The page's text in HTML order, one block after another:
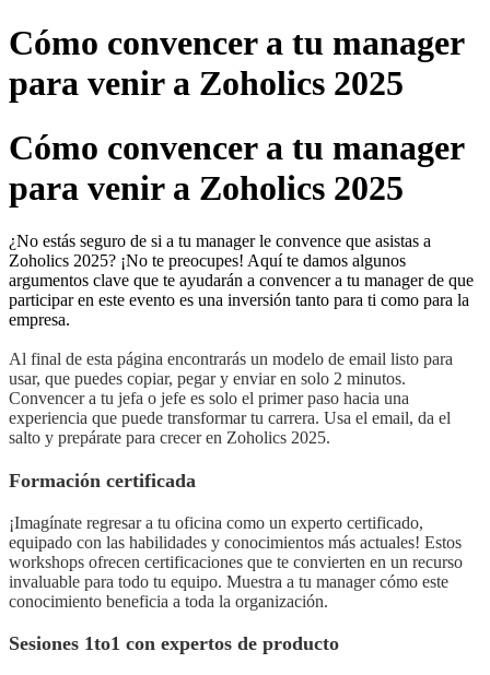
Cómo convencer a tu manager
para venir a Zoholics 2025
Cómo convencer a tu manager
para venir a Zoholics 2025
¿No estás seguro de si a tu manager le convence que asistas a
Zoholics 2025? ¡No te preocupes! Aquí te damos algunos
argumentos clave que te ayudarán a convencer a tu manager de que
participar en este evento es una inversión tanto para ti como para la
empresa.
Al final de esta página encontrarás un modelo de email listo para
usar, que puedes copiar, pegar y enviar en solo 2 minutos.
Convencer a tu jefa o jefe es solo el primer paso hacia una
experiencia que puede transformar tu carrera. Usa el email, da el
salto y prepárate para crecer en Zoholics 2025.
Formación certificada
¡Imagínate regresar a tu oficina como un experto certificado,
equipado con las habilidades y conocimientos más actuales! Estos
workshops ofrecen certificaciones que te convierten en un recurso
invaluable para todo tu equipo. Muestra a tu manager cómo este
conocimiento beneficia a toda la organización.
Sesiones 1to1 con expertos de producto